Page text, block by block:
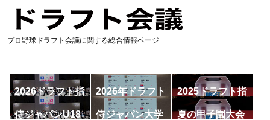
プロ野球ドラフト会議に関する総合情報ページ
2026ドラフト指
名予想
2026年ドラフト
候補
2025ドラフト指
名一覧
侍ジャパンU18
侍ジャパン大学
夏の甲子園大会